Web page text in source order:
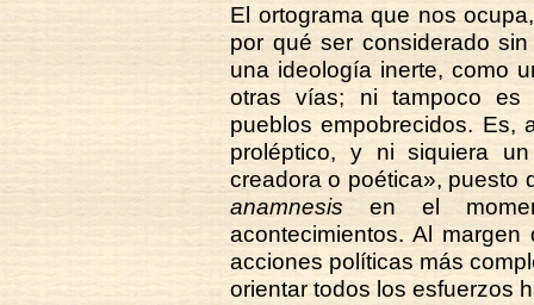
El ortograma que nos
por qué ser considerado
una ideología inerte, como
otras vías; ni tampoco es
pueblos empobrecidos. Es,
proléptico, y ni siquiera
creadora o poética», puesto
anamnesis en el
acontecimientos. Al
acciones políticas más
orientar todos los esfuerzos